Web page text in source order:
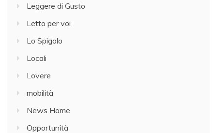
Leggere di Gusto
Letto per voi
Lo Spigolo
Locali
Lovere
mobilità
News Home
Opportunità